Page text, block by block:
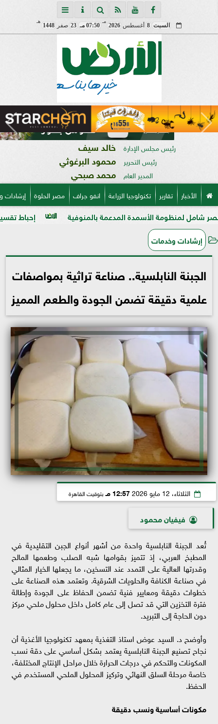
السبت 8 أغسطس 2026
مـ
07:50 مـ 23 صفر 1448
هـ
رئيس مجلس الإدارة خالد سيف
رئيس التحرير محمود البرغوثي
المدير العام محمد صبحي
الأخبار تقارير تكنولوجيا الزراعة انفو جراف مصر الحلوة
إحباط تقسيم قطعة أرض على مساحة 2000 الأسمدة المدعمة بالمنوفية
إرشادات وخدمات
الجبنة النابلسية.. صناعة تراثية بمواصفات
علمية دقيقة تضمن الجودة والطعم المميز
الثلاثاء، 12 مايو 2026 12:57 مـ بتوقيت القاهرة
فيفيان محمود
تُعد الجبنة النابلسية واحدة من أشهر أنواع الجبن التقليدية في
المطبخ العربي، إذ تتميز بقوامها شبه الصلب وطعمها المالح
وقدرتها العالية على التمدد عند التسخين، ما يجعلها الخيار المثالي
في صناعة الكنافة والحلويات الشرقية. وتعتمد هذه الصناعة على
خطوات دقيقة ومعايير فنية تضمن الحفاظ على الجودة وإطالة
فترة التخزين التي قد تصل إلى عام كامل داخل محلول ملحي مركز
دون الحاجة إلى التبريد.
وأوضح د. السيد عوض استاذ التغذية بمعهد تكنولوجيا الأغذية أن
نجاح تصنيع الجبنة النابلسية يعتمد بشكل أساسي على دقة نسب
المكونات والتحكم في درجات الحرارة خلال مراحل الإنتاج المختلفة،
خاصة مرحلة السلق النهائي وتركيز المحلول الملحي المستخدم في
الحفظ.
مكونات أساسية ونسب دقيقة